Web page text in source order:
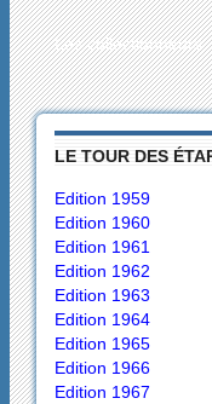
Les collectionneurs
LE TOUR DES
Edition 1959
Edition 1960
Edition 1961
Edition 1962
Edition 1963
Edition 1964
Edition 1965
Edition 1966
Edition 1967